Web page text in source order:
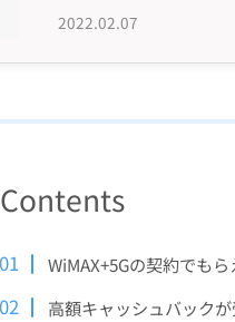
2022.02.07
Contents
WiMAX+5Gの契約でも
高額キャッシュバック